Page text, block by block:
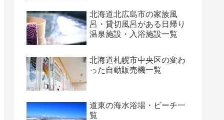
北海道北広島市の家族風
呂・貸切風呂がある日帰り
温泉施設・入浴施設一覧
北海道札幌市中央区の変わ
った自動販売機一覧
道東の海水浴場・ビーチ一
覧